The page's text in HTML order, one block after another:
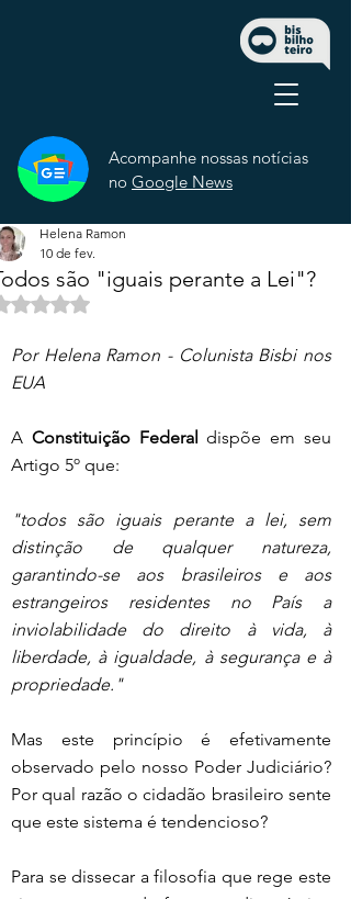
Acompanhe nossas notícias
no Google News
são "iguais perante a Lei"?
Helena Ramon
10 de fev.
Avaliado com NaN de 5 estrelas.
Por Helena Ramon - Colunista Bisbi nos
EUA
A Constituição Federal dispõe em seu
Artigo 5º que:
"todos são iguais perante a lei, sem
distinção de qualquer natureza,
garantindo-se aos brasileiros e aos
estrangeiros residentes no País a
inviolabilidade do direito à vida, à
liberdade, à igualdade, à segurança e à
propriedade."
Mas este princípio é efetivamente
observado pelo nosso Poder Judiciário?
Por qual razão o cidadão brasileiro sente
que este sistema é tendencioso?
Para se dissecar a filosofia que rege este